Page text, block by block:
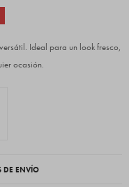
Ideal para un look fresco,
ocasión.
DE ENVÍO